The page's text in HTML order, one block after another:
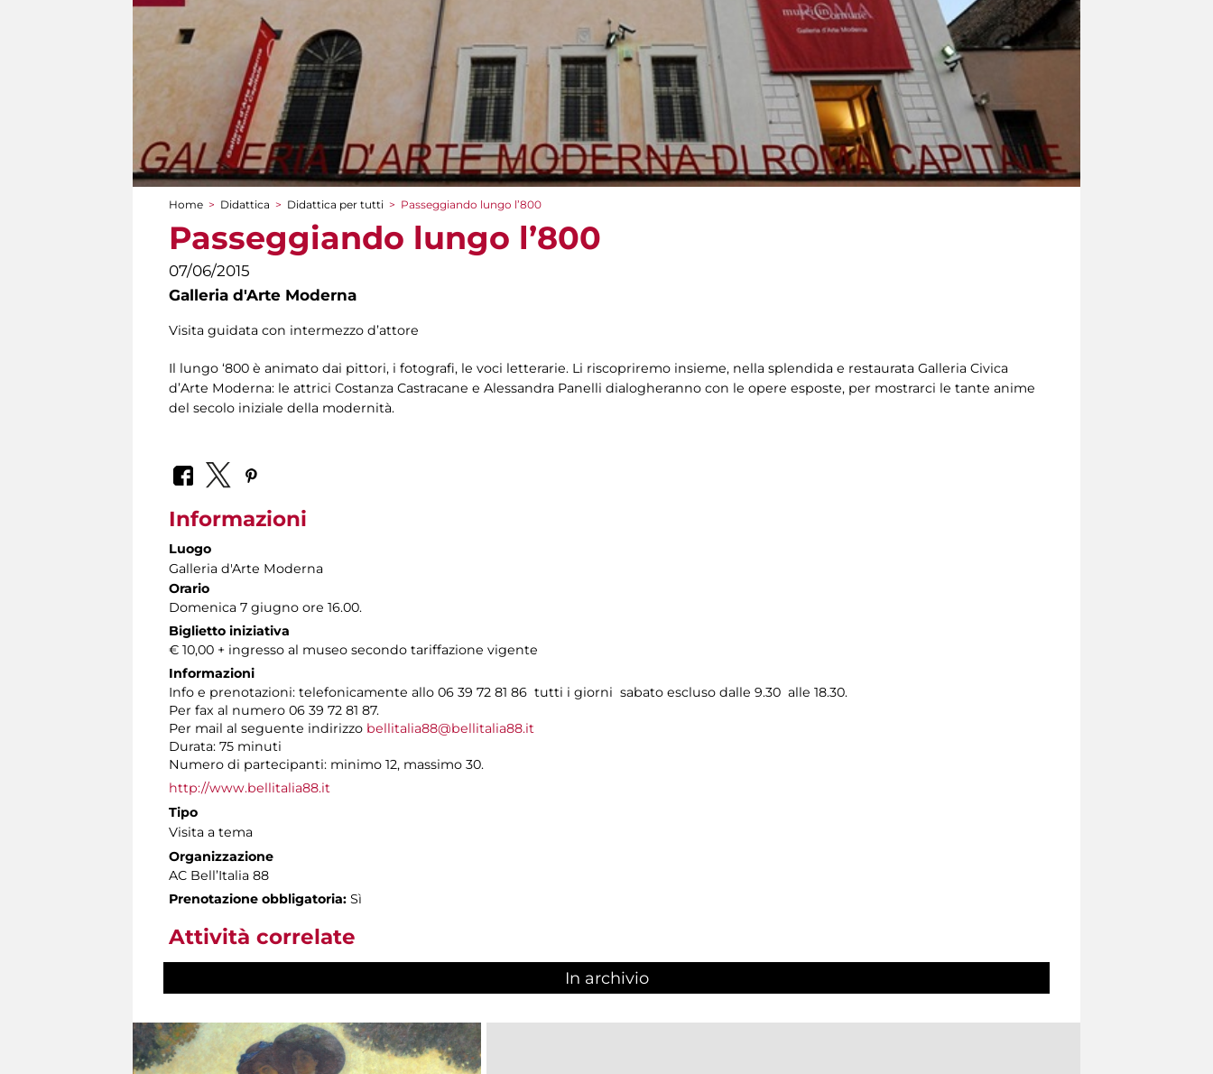
Tu sei qui
Home > Didattica > Didattica per tutti > Passeggiando lungo l’800
Passeggiando lungo l’800
07/06/2015
Galleria d'Arte Moderna
Visita guidata con intermezzo d’attore
Il lungo ‘800 è animato dai pittori, i fotografi, le voci letterarie. Li riscopriremo insieme, nella splendida e restaurata Galleria Civica
d’Arte Moderna: le attrici Costanza Castracane e Alessandra Panelli dialogheranno con le opere esposte, per mostrarci le tante anime
del secolo iniziale della modernità.
Informazioni
Luogo
Galleria d'Arte Moderna
Orario
Domenica 7 giugno ore 16.00.
Biglietto iniziativa
€ 10,00 + ingresso al museo secondo tariffazione vigente
Informazioni
Info e prenotazioni: telefonicamente allo 06 39 72 81 86 tutti i giorni sabato escluso dalle 9.30 alle 18.30.
Per fax al numero 06 39 72 81 87.
Per mail al seguente indirizzo bellitalia88@bellitalia88.it
Durata: 75 minuti
Numero di partecipanti: minimo 12, massimo 30.
http://www.bellitalia88.it
Tipo
Visita a tema
Organizzazione
AC Bell’Italia 88
Prenotazione obbligatoria: Sì
Attività correlate
In archivio